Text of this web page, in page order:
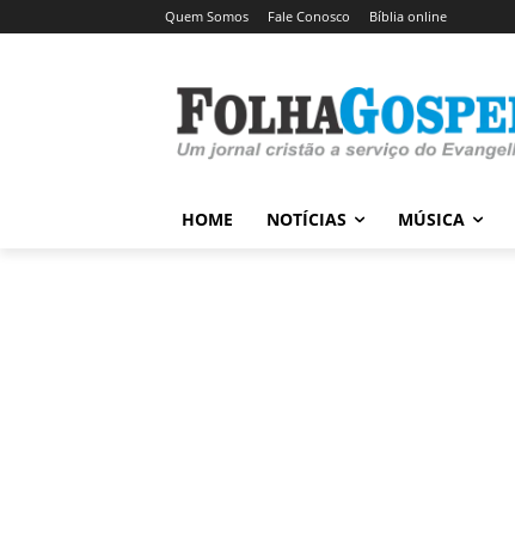
Quem Somos Fale Conosco Bíblia online
HOME NOTÍCIAS MÚSICA